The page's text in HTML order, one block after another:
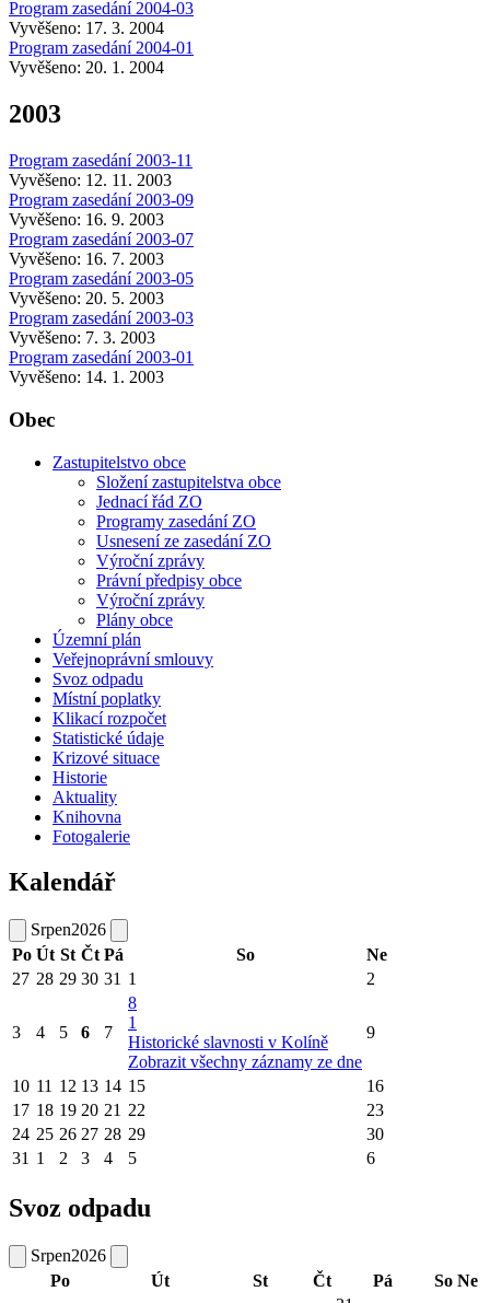
Program zasedání 2004-03
Vyvěšeno: 17. 3. 2004
Program zasedání 2004-01
Vyvěšeno: 20. 1. 2004
2003
Program zasedání 2003-11
Vyvěšeno: 12. 11. 2003
Program zasedání 2003-09
Vyvěšeno: 16. 9. 2003
Program zasedání 2003-07
Vyvěšeno: 16. 7. 2003
Program zasedání 2003-05
Vyvěšeno: 20. 5. 2003
Program zasedání 2003-03
Vyvěšeno: 7. 3. 2003
Program zasedání 2003-01
Vyvěšeno: 14. 1. 2003
Obec
Zastupitelstvo obce
Složení zastupitelstva obce
Jednací řád ZO
Programy zasedání ZO
Usnesení ze zasedání ZO
Výroční zprávy
Právní předpisy obce
Výroční zprávy
Plány obce
Územní plán
Veřejnoprávní smlouvy
Svoz odpadu
Místní poplatky
Klikací rozpočet
Statistické údaje
Krizové situace
Historie
Aktuality
Knihovna
Fotogalerie
Kalendář
Srpen2026
Po Út St Čt Pá So
Ne
27 28 29 30 31 1 2
3 4 5 6 7
8
1
Historické slavnosti v Kolíně
Zobrazit všechny záznamy ze dne
9
10 11 12 13 14 15
16
17 18 19 20 21 22
23
24 25 26 27 28 29
30
31 1 2 3 4 5 6
Svoz odpadu
Srpen2026
Po
Út St Čt Pá So Ne